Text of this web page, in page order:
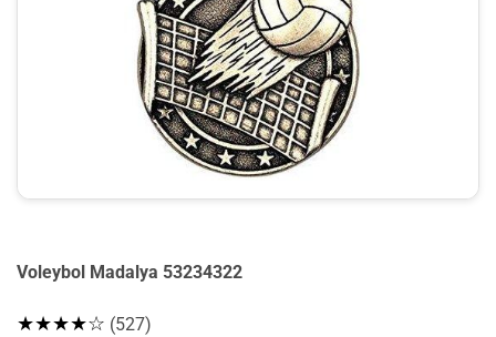
Voleybol Madalya 53234322
★★★★☆ (527)